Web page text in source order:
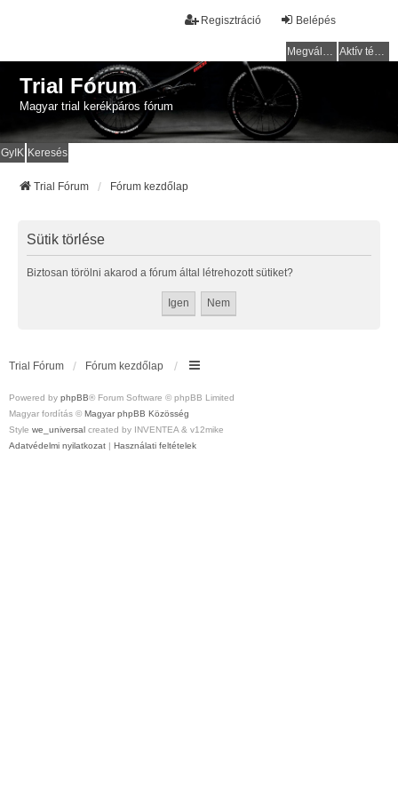
Belépés
Regisztráció
Megválaszolatlan témák Aktív témák
Trial Fórum
Magyar trial kerékpáros fórum
GyIK Keresés
Trial Fórum Fórum kezdőlap
Sütik törlése
Biztosan törölni akarod a fórum által létrehozott sütiket?
Trial Fórum Fórum kezdőlap
Powered by phpBB® Forum Software © phpBB Limited
Magyar fordítás © Magyar phpBB Közösség
Style we_universal created by INVENTEA & v12mike
Adatvédelmi nyilatkozat | Használati feltételek